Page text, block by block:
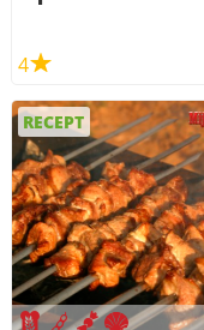
4
RECEPT